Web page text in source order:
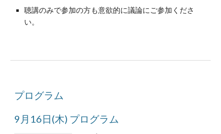
聴講のみで参加の方も意欲的に議論にご参加くださ
い。
プログラム
9月 16日(木) プログラム